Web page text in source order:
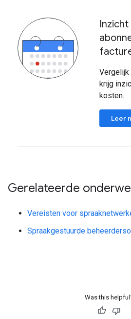
Inzicht
Vergelijk
krijg
kosten.
Leer
Gerelateerde
Vereisten voor
Spraakgestuurde
Was this